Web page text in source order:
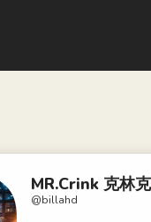
MR.Crink 克林
@billahd